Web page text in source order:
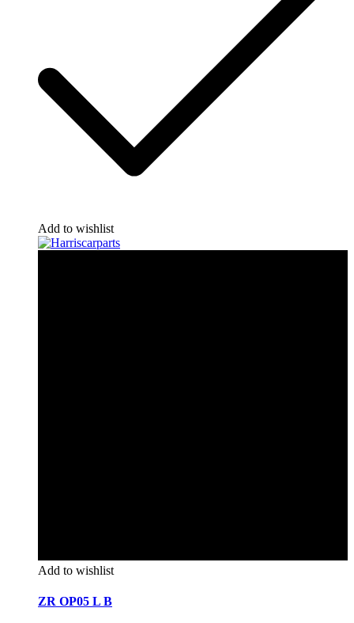
Add to wishlist
Add to wishlist
ZR OP05 L B